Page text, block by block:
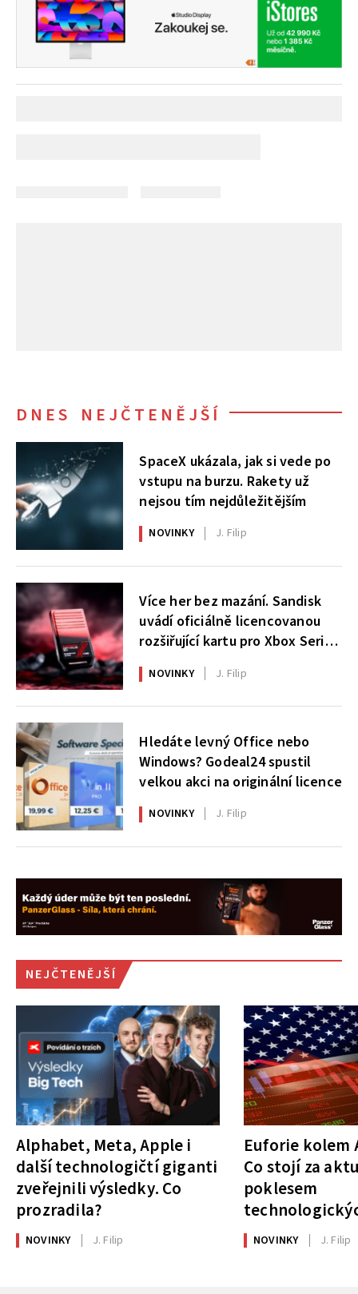
DNES NEJČTENĚJŠÍ
SpaceX ukázala, jak si vede po
vstupu na burzu. Rakety už
nejsou tím nejdůležitějším
NOVINKY J. Filip
Více her bez mazání. Sandisk
uvádí oficiálně licencovanou
rozšiřující kartu pro Xbox Series
X|S
NOVINKY J. Filip
Hledáte levný Office nebo
Windows? Godeal24 spustil
velkou akci na originální licence
NOVINKY J. Filip
NEJČTENĚJŠÍ
Alphabet, Meta, Apple i
další technologičtí giganti
zveřejnili výsledky. Co
prozradila?
NOVINKY J. Filip
Euforie kolem
Co stojí za
poklesem
NOVINKY J. Filip